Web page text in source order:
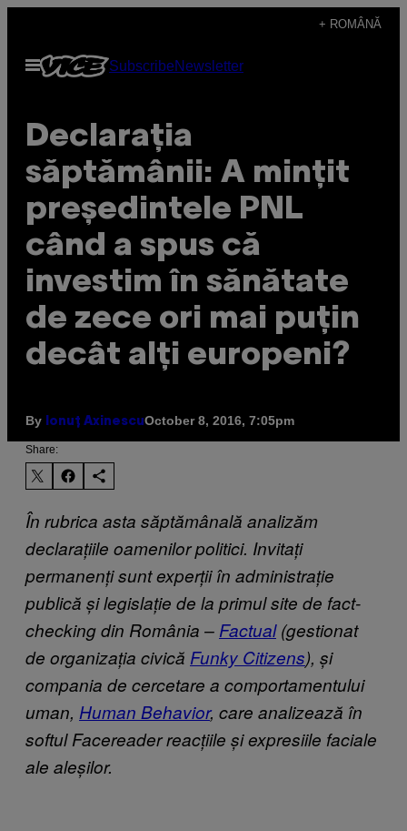
content
+ ROMÂNĂ
Open
Menu
SubscribeNewsletter
Declarația
săptămânii: A mințit
președintele PNL
când a spus că
investim în sănătate
de zece ori mai puțin
decât alți europeni?
By Ionuț AxinescuOctober 8, 2016, 7:05pm
Share:
În rubrica asta săptămânală analizăm
declarațiile oamenilor politici. Invitați
permanenți sunt experții în administrație
publică și legislație de la primul site de fact-
checking din România – Factual(gestionat
de organizația civică Funky Citizens), și
compania de cercetare a comportamentului
uman, Human Behavior, care analizează în
softul Facereader reacțiile și expresiile faciale
ale aleșilor.